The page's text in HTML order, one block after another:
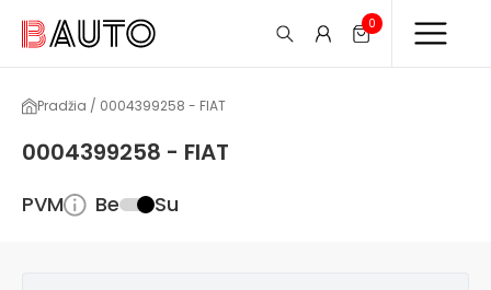
0
Pradžia / 0004399258 - FIAT
0004399258 - FIAT
PVM Be Su